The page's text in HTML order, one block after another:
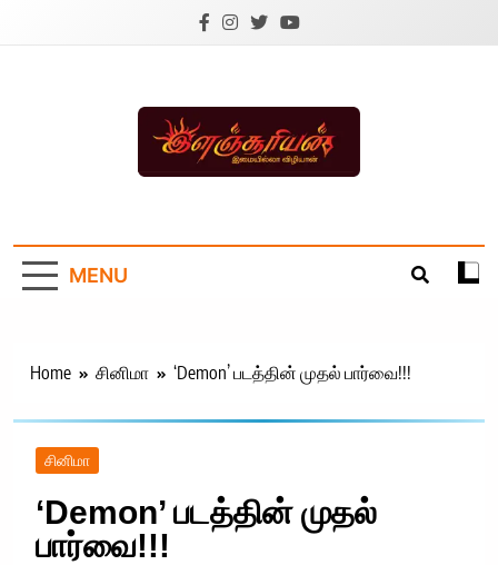
Tamil News |
Health | Tamil
Technology |
Sports News
MENU
Home சினிமா ‘Demon’ படத்தின் முதல் பார்வை!!!
சினிமா
‘Demon’ படத்தின் முதல்
பார்வை!!!